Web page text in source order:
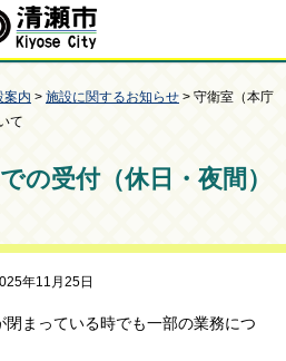
案内 > 施設に関するお知らせ > 守衛室（本庁
て
の受付（休日・夜間）
年11月25日
まっている時でも一部の業務につ